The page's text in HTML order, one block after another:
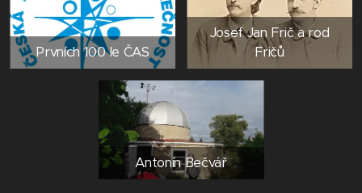
Prvních 100 le ČAS
Josef Jan Frič a rod
Fričů
Antonín Bečvář